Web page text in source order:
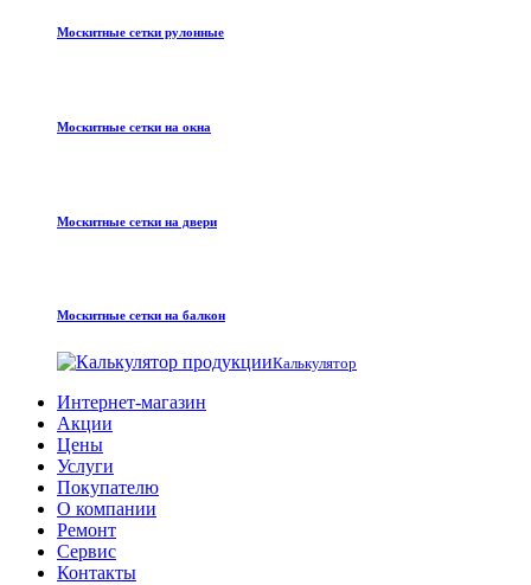
Москитные сетки рулонные
Москитные сетки на окна
Москитные сетки на двери
Москитные сетки на балкон
Калькулятор
Интернет-магазин
Акции
Цены
Услуги
Покупателю
О компании
Ремонт
Сервис
Контакты